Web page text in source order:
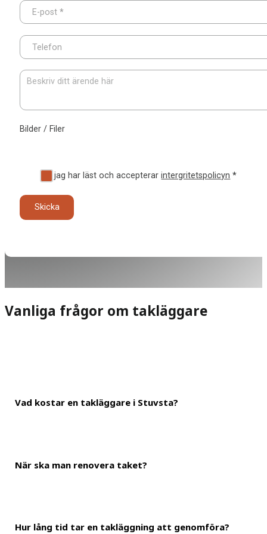
E-post *
Telefon
Bilder / Filer
Ja, jag har läst och accepterarintergritetspolicyn *
Skicka
Vanliga frågor om takläggare
Vad kostar en takläggare i Stuvsta?
Det generella priset för att lägga tak i Stuvsta ligger på runt 1
När ska man renovera taket?
Man bör byta sitt tak efter ungefär 40 år, om det inte har
Hur lång tid tar en takläggning att genomföra?